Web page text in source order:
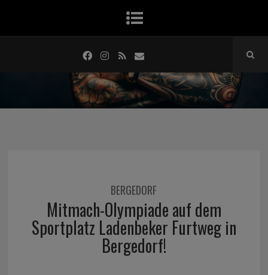
BERGEDORF
Mitmach-Olympiade auf dem
Sportplatz Ladenbeker Furtweg in
Bergedorf!